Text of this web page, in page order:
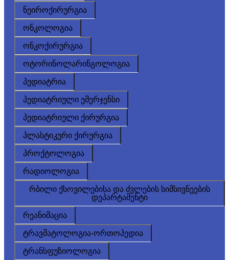
ნეიროქირურგია
ონკოლოგია
ონკოქირურგია
ოტორინოლარინგოლოგია
პედიატრია
პედიატრიული ემერჯენსი
პედიატრიული ქირურგია
პლასტიკური ქირურგია
პროქტოლოგია
რადიოლოგია
რბილი ქსოვილებისა და ძვლების სიმსივნეების
დეპარტამენტი
რეანიმაცია
ტრავმატოლოგია-ორთოპედია
ტრანსფუზიოლოგია